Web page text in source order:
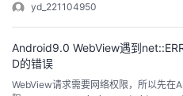
藏
各种通知和请求事件
yd_221104950
Android9.0 WebView遇到
D的错误
WebView请求需要网络权限，所以先